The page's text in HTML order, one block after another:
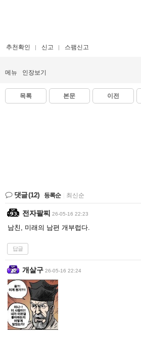
추천확인 신고 스팸신고
메뉴 인장보기
목록 본문 이전
댓글(12) 등록순 최신순
전자팔찌 26-05-16 22:23
남친, 미래의 남편 개부럽다.
답글
개살구 26-05-16 22:24